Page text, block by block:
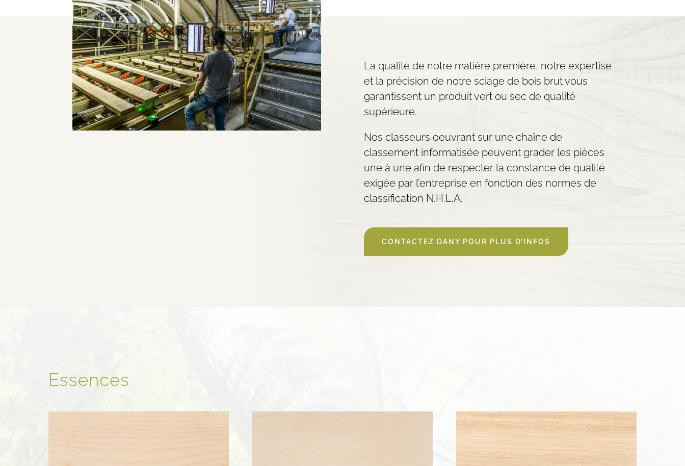
La qualité de notre matière première, notre expertise
et la précision de notre sciage de bois brut vous
garantissent un produit vert ou sec de qualité
supérieure.
Nos classeurs oeuvrant sur une chaîne de
classement informatisée peuvent grader les pièces
une à une afin de respecter la constance de qualité
exigée par l’entreprise en fonction des normes de
classification N.H.L.A.
CONTACTEZ DANY POUR PLUS D’INFOS
Essences